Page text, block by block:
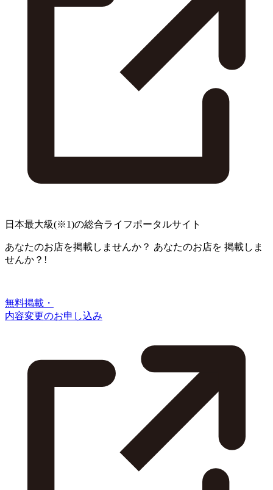
日本最大級(※1)の総合ライフポータルサイト
あなたのお店を掲載しませんか？ あなたのお店を 掲載しま
せんか？!
無料掲載・
内容変更のお申し込み